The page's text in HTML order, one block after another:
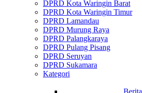
DPRD Kota Waringin Barat
DPRD Kota Waringin Timur
DPRD Lamandau
DPRD Murung Raya
DPRD Palangkaraya
DPRD Pulang Pisang
DPRD Seruyan
DPRD Sukamara
Kategori
Berita